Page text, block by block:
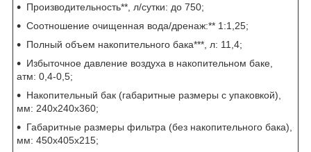
Производительность**, л/сутки: до 750;
Соотношение очищенная вода/дренаж:** 1:1,25;
Полный объем накопительного бака***, л: 11,4;
Избыточное давление воздуха в накопительном баке,
атм: 0,4-0,5;
Накопительный бак (габаритные размеры с упаковкой),
мм: 240х240х360;
Габаритные размеры фильтра (без накопительного бака),
мм: 450х405х215;